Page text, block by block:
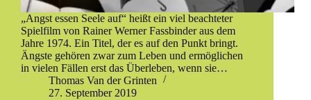
„Angst essen Seele auf“ heißt ein viel beachteter
Spielfilm von Rainer Werner Fassbinder aus dem
Jahre 1974. Ein Titel, der es auf den Punkt bringt.
Ängste gehören zwar zum Leben und ermöglichen
in vielen Fällen erst das Überleben, wenn sie…
Thomas Van der Grinten
27. September 2019